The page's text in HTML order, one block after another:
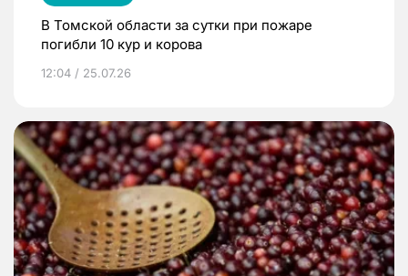
В Томской области за сутки при пожаре
погибли 10 кур и корова
12:04 / 25.07.26